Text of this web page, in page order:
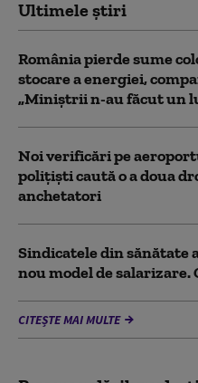
Ultimele știri
România pierde sume
stocare a energiei,
„Miniștrii n-au făcut un
Noi verificări pe
polițiști caută o a doua
anchetatori
Sindicatele din
nou model de
CITEȘTE MAI MULTE